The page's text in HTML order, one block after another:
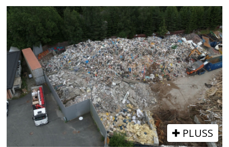
PLUSS